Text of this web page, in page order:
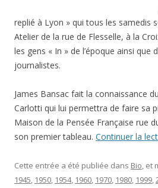
replié à Lyon » qui tous les samedis
Atelier de la rue de Flesselle, à la
les gens « In » de l’époque ainsi que
journalistes.
James Bansac fait la connaissance
Carlotti qui lui permettra de faire sa
Maison de la Pensée Française rue
son premier tableau. Continuer la
Cette entrée a été publiée dans Bio, et
1945, 1950, 1954, 1960, 1970, 1980, 1999,